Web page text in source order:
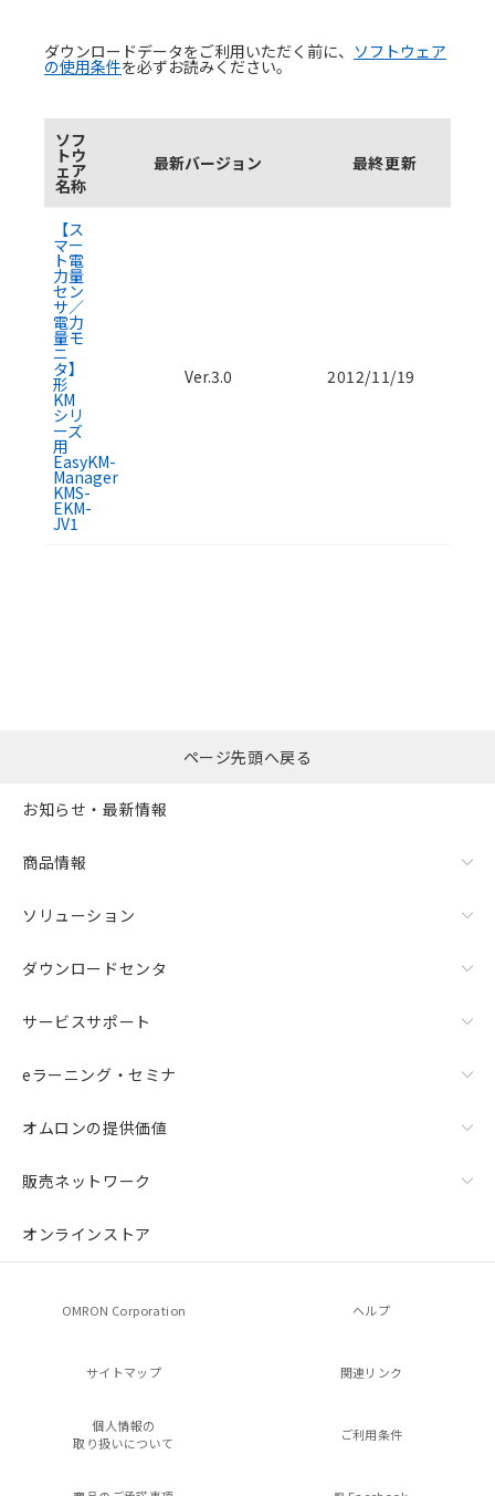
ダウンロードデータをご利用いただく前に、 ソフトウェア
の使用条件を必ずお読みください。
ソフトウェアのダウンロード資料一覧
ソフ
トウ
ェア
名称
最新バージョン 最終更新
【ス
マー
ト電
力量
セン
サ／
電力
量モ
ニ
タ】
形
KM
シリ
ーズ
用
EasyKM-
Manager
KMS-
EKM-
JV1
Ver.3.0 2012/11/19
括ダウンロード
ページ先頭へ戻る
お知らせ・最新情報
商品情報
ソリューション
ダウンロードセンタ
サービスサポート
eラーニング・セミナ
オムロンの提供価値
販売ネットワーク
オンラインストア
OMRON Corporation ヘルプ
サイトマップ 関連リンク
個人情報の
取り扱いについて
ご利用条件